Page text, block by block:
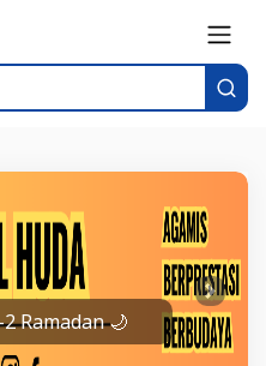
Ramadan 🌙
Next